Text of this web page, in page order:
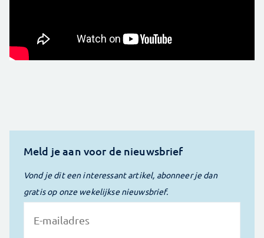
Meld je aan voor de nieuwsbrief
Vond je dit een interessant artikel, abonneer je dan
gratis op onze wekelijkse nieuwsbrief.